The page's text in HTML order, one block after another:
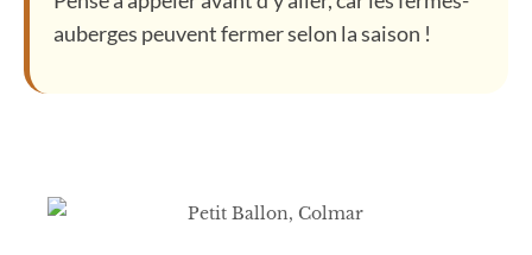
auberges peuvent fermer selon la saison !